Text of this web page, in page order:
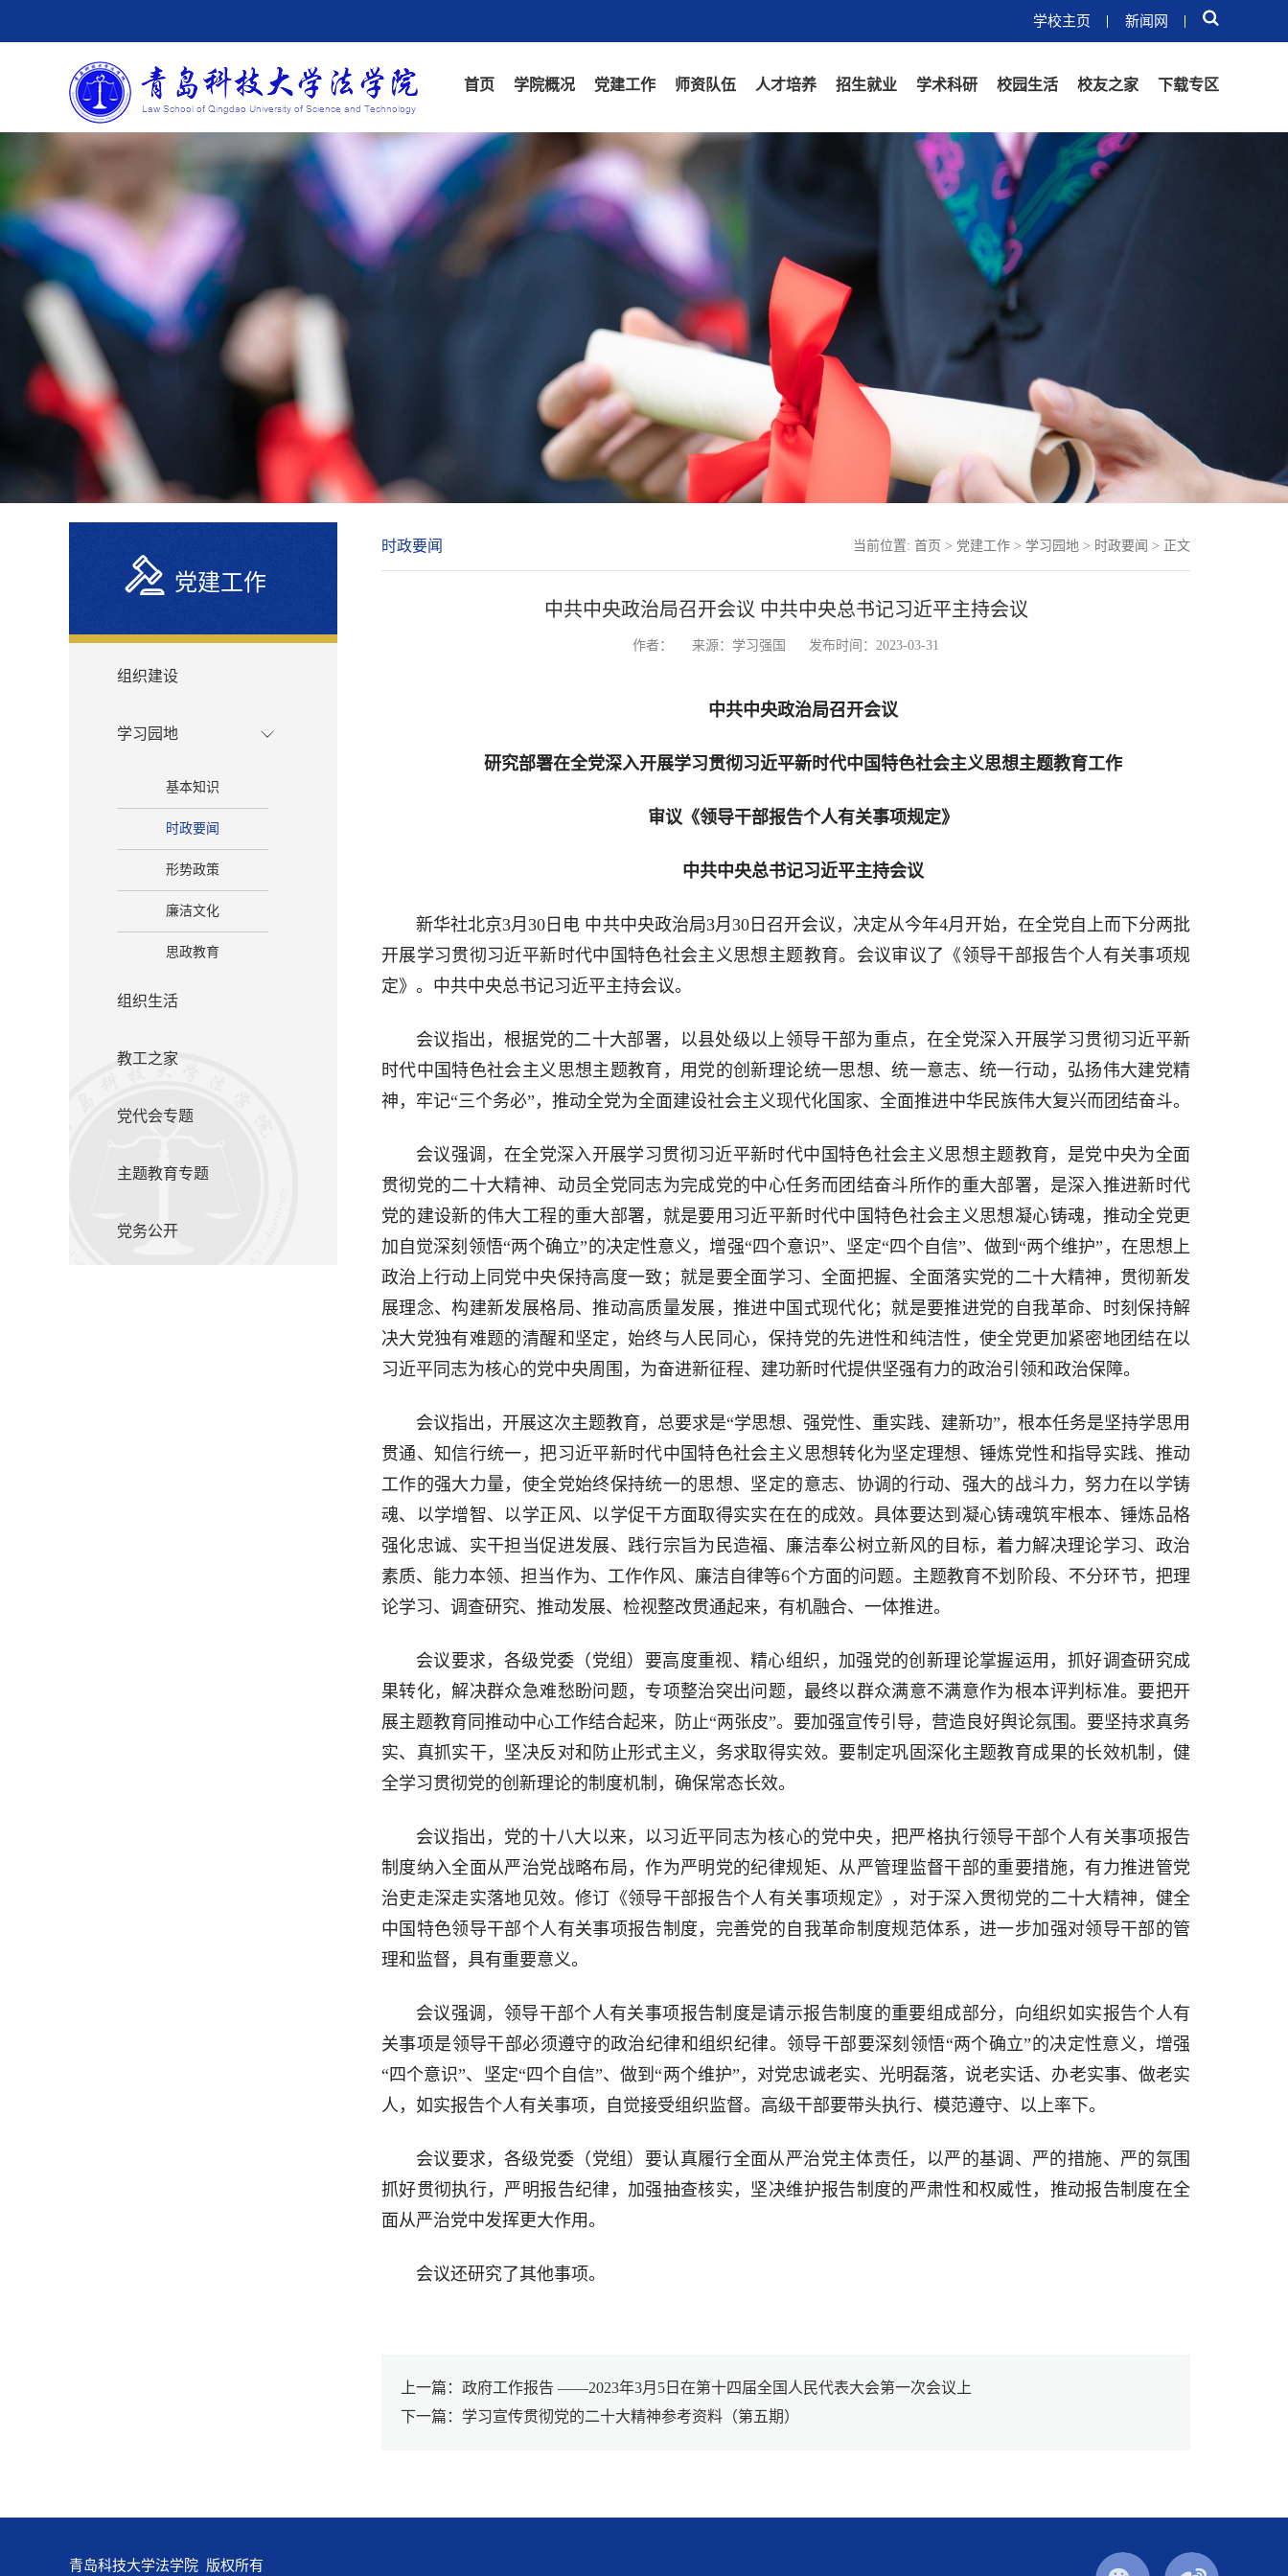
学校主页 新闻网
首页 学院概况 党建工作 师资队伍 人才培养 招生就业 学术科研 校园生活 校友之家 下载专区
党建工作
组织建设
学习园地
基本知识
时政要闻
形势政策
廉洁文化
思政教育
组织生活
教工之家
党代会专题
主题教育专题
党务公开
时政要闻 当前位置: 首页 > 党建工作 > 学习园地 > 时政要闻 > 正文
中共中央政治局召开会议 中共中央总书记习近平主持会议
作者： 来源：学习强国 发布时间：2023-03-31
中共中央政治局召开会议
研究部署在全党深入开展学习贯彻习近平新时代中国特色社会主义思想主题教育工作
审议《领导干部报告个人有关事项规定》
中共中央总书记习近平主持会议
新华社北京3月30日电 中共中央政治局3月30日召开会议，决定从今年4月开始，在全党自上而下分两批
开展学习贯彻习近平新时代中国特色社会主义思想主题教育。会议审议了《领导干部报告个人有关事项规
定》。中共中央总书记习近平主持会议。
会议指出，根据党的二十大部署，以县处级以上领导干部为重点，在全党深入开展学习贯彻习近平新
时代中国特色社会主义思想主题教育，用党的创新理论统一思想、统一意志、统一行动，弘扬伟大建党精
神，牢记“三个务必”，推动全党为全面建设社会主义现代化国家、全面推进中华民族伟大复兴而团结奋斗。
会议强调，在全党深入开展学习贯彻习近平新时代中国特色社会主义思想主题教育，是党中央为全面
贯彻党的二十大精神、动员全党同志为完成党的中心任务而团结奋斗所作的重大部署，是深入推进新时代
党的建设新的伟大工程的重大部署，就是要用习近平新时代中国特色社会主义思想凝心铸魂，推动全党更
加自觉深刻领悟“两个确立”的决定性意义，增强“四个意识”、坚定“四个自信”、做到“两个维护”，在思想上
政治上行动上同党中央保持高度一致；就是要全面学习、全面把握、全面落实党的二十大精神，贯彻新发
展理念、构建新发展格局、推动高质量发展，推进中国式现代化；就是要推进党的自我革命、时刻保持解
决大党独有难题的清醒和坚定，始终与人民同心，保持党的先进性和纯洁性，使全党更加紧密地团结在以
习近平同志为核心的党中央周围，为奋进新征程、建功新时代提供坚强有力的政治引领和政治保障。
会议指出，开展这次主题教育，总要求是“学思想、强党性、重实践、建新功”，根本任务是坚持学思用
贯通、知信行统一，把习近平新时代中国特色社会主义思想转化为坚定理想、锤炼党性和指导实践、推动
工作的强大力量，使全党始终保持统一的思想、坚定的意志、协调的行动、强大的战斗力，努力在以学铸
魂、以学增智、以学正风、以学促干方面取得实实在在的成效。具体要达到凝心铸魂筑牢根本、锤炼品格
强化忠诚、实干担当促进发展、践行宗旨为民造福、廉洁奉公树立新风的目标，着力解决理论学习、政治
素质、能力本领、担当作为、工作作风、廉洁自律等6个方面的问题。主题教育不划阶段、不分环节，把理
论学习、调查研究、推动发展、检视整改贯通起来，有机融合、一体推进。
会议要求，各级党委（党组）要高度重视、精心组织，加强党的创新理论掌握运用，抓好调查研究成
果转化，解决群众急难愁盼问题，专项整治突出问题，最终以群众满意不满意作为根本评判标准。要把开
展主题教育同推动中心工作结合起来，防止“两张皮”。要加强宣传引导，营造良好舆论氛围。要坚持求真务
实、真抓实干，坚决反对和防止形式主义，务求取得实效。要制定巩固深化主题教育成果的长效机制，健
全学习贯彻党的创新理论的制度机制，确保常态长效。
会议指出，党的十八大以来，以习近平同志为核心的党中央，把严格执行领导干部个人有关事项报告
制度纳入全面从严治党战略布局，作为严明党的纪律规矩、从严管理监督干部的重要措施，有力推进管党
治吏走深走实落地见效。修订《领导干部报告个人有关事项规定》，对于深入贯彻党的二十大精神，健全
中国特色领导干部个人有关事项报告制度，完善党的自我革命制度规范体系，进一步加强对领导干部的管
理和监督，具有重要意义。
会议强调，领导干部个人有关事项报告制度是请示报告制度的重要组成部分，向组织如实报告个人有
关事项是领导干部必须遵守的政治纪律和组织纪律。领导干部要深刻领悟“两个确立”的决定性意义，增强
“四个意识”、坚定“四个自信”、做到“两个维护”，对党忠诚老实、光明磊落，说老实话、办老实事、做老实
人，如实报告个人有关事项，自觉接受组织监督。高级干部要带头执行、模范遵守、以上率下。
会议要求，各级党委（党组）要认真履行全面从严治党主体责任，以严的基调、严的措施、严的氛围
抓好贯彻执行，严明报告纪律，加强抽查核实，坚决维护报告制度的严肃性和权威性，推动报告制度在全
面从严治党中发挥更大作用。
会议还研究了其他事项。
上一篇：政府工作报告 ——2023年3月5日在第十四届全国人民代表大会第一次会议上
下一篇：学习宣传贯彻党的二十大精神参考资料（第五期）
青岛科技大学法学院 版权所有